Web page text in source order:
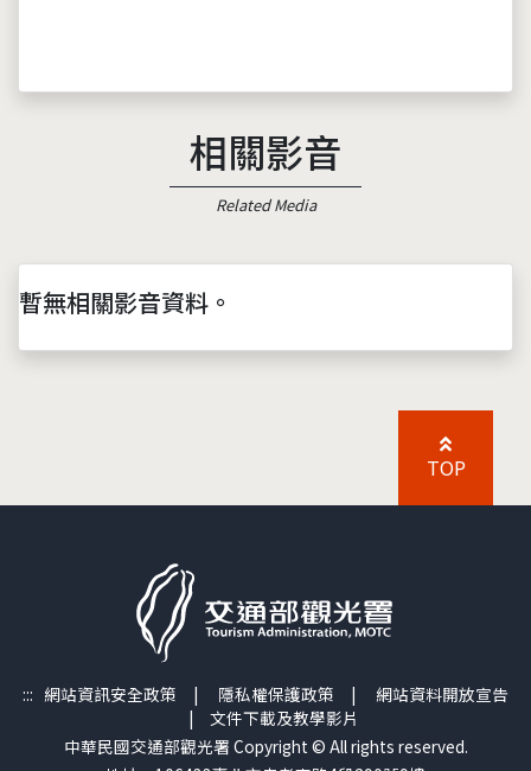
相關影音
Related Media
暫無相關影音資料。
TOP
::: 網站資訊安全政策 | 隱私權保護政策 | 網站資料開放宣告
| 文件下載及教學影片
中華民國交通部觀光署 Copyright © All rights reserved.